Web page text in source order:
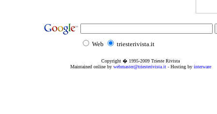
Web triesterivista.it
Copyright � 1995-2009 Trieste Rivista
Maintained online by webmaster@triesterivista.it- Hosting by interware